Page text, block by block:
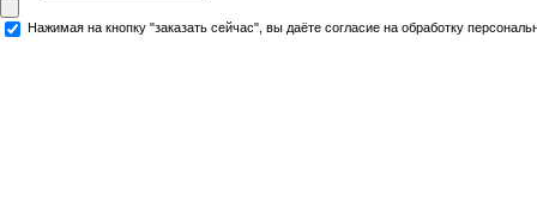
Нажимая на кнопку "заказать сейчас", вы даёте согласие на обработку